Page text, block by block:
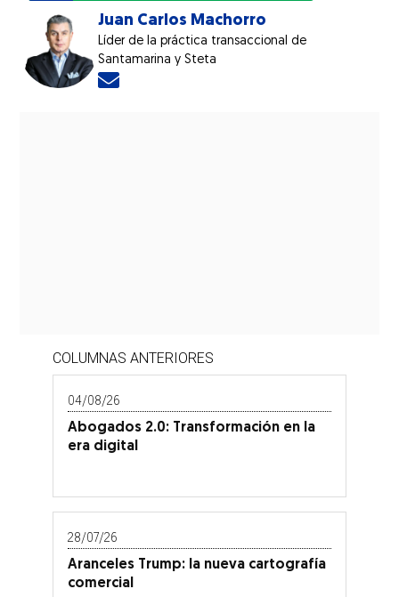
Juan Carlos Machorro
Líder de la práctica transaccional de
Santamarina y Steta
COLUMNAS ANTERIORES
04/08/26
Abogados 2.0: Transformación en la
era digital
28/07/26
Aranceles Trump: la nueva cartografía
comercial